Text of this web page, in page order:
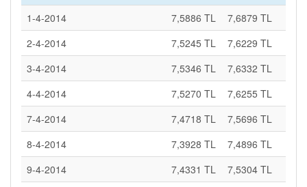
1-4-2014 7,5886 TL
7,6879 TL
2-4-2014
7,5245 TL
7,6229 TL
3-4-2014
7,5346 TL
7,6332 TL
4-4-2014
7,5270 TL
7,6255 TL
7-4-2014
7,4718 TL
7,5696 TL
8-4-2014
7,3928 TL
7,4896 TL
9-4-2014
7,4331 TL
7,5304 TL